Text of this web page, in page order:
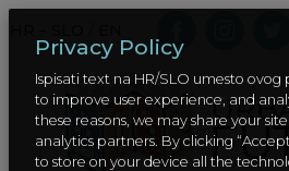
Privacy Policy
Ispisati text na HR/SLO umesto ovog
to improve user experience, and
these reasons, we may share your
analytics partners. By clicking
to store on your device all the